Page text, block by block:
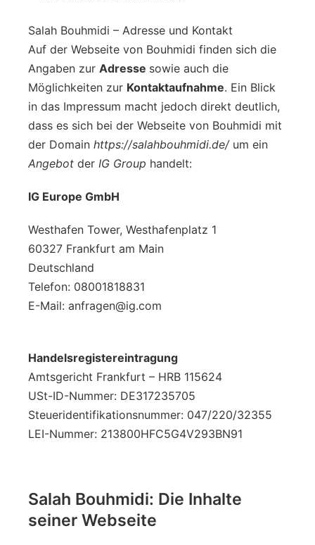
Salah Bouhmidi – Adresse und Kontakt
Auf der Webseite von Bouhmidi finden sich die
Angaben zur Adresse sowie auch die
Möglichkeiten zur Kontaktaufnahme. Ein Blick
in das Impressum macht jedoch direkt deutlich,
dass es sich bei der Webseite von Bouhmidi mit
der Domain https://salahbouhmidi.de/um ein
Angebot der IG Group handelt:
IG Europe GmbH
Westhafen Tower, Westhafenplatz 1
60327 Frankfurt am Main
Deutschland
Telefon: 08001818831
E-Mail: anfragen@ig.com
Handelsregistereintragung
Amtsgericht Frankfurt – HRB 115624
USt-ID-Nummer: DE317235705
Steueridentifikationsnummer: 047/220/32355
LEI-Nummer: 213800HFC5G4V293BN91
Salah Bouhmidi: Die Inhalte
seiner Webseite